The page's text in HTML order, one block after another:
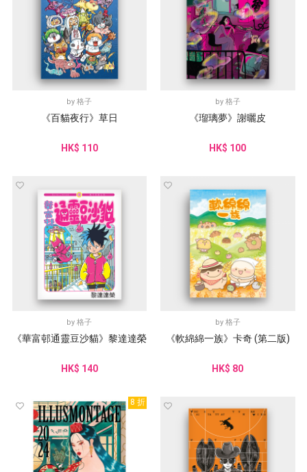
by格子
《百貓夜行》草日
HK$ 110
by 格子
《瑠璃夢》謝曬皮
HK$ 100
by格子
《華富邨通靈豆沙貓》黎達達榮
HK$ 140
by 格子
《軟綿綿一族》卡奇 (第二版)
HK$ 80
8 折